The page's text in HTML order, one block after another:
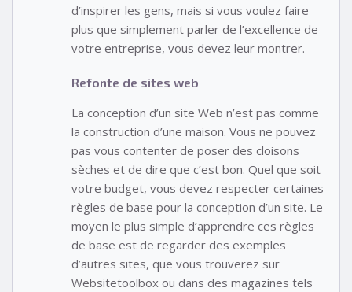
d’inspirer les gens, mais si vous voulez faire
plus que simplement parler de l’excellence de
votre entreprise, vous devez leur montrer.
Refonte de sites web
La conception d’un site Web n’est pas comme
la construction d’une maison. Vous ne pouvez
pas vous contenter de poser des cloisons
sèches et de dire que c’est bon. Quel que soit
votre budget, vous devez respecter certaines
règles de base pour la conception d’un site. Le
moyen le plus simple d’apprendre ces règles
de base est de regarder des exemples
d’autres sites, que vous trouverez sur
Websitetoolbox ou dans des magazines tels